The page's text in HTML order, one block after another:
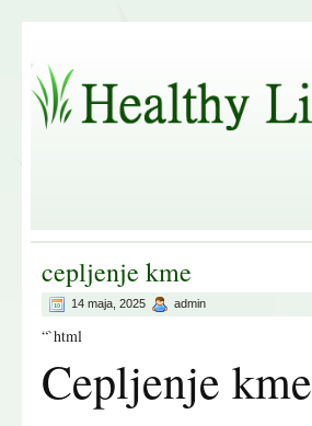
cepljenje kme
14 maja, 2025 admin
“`html
Cepljenje kme